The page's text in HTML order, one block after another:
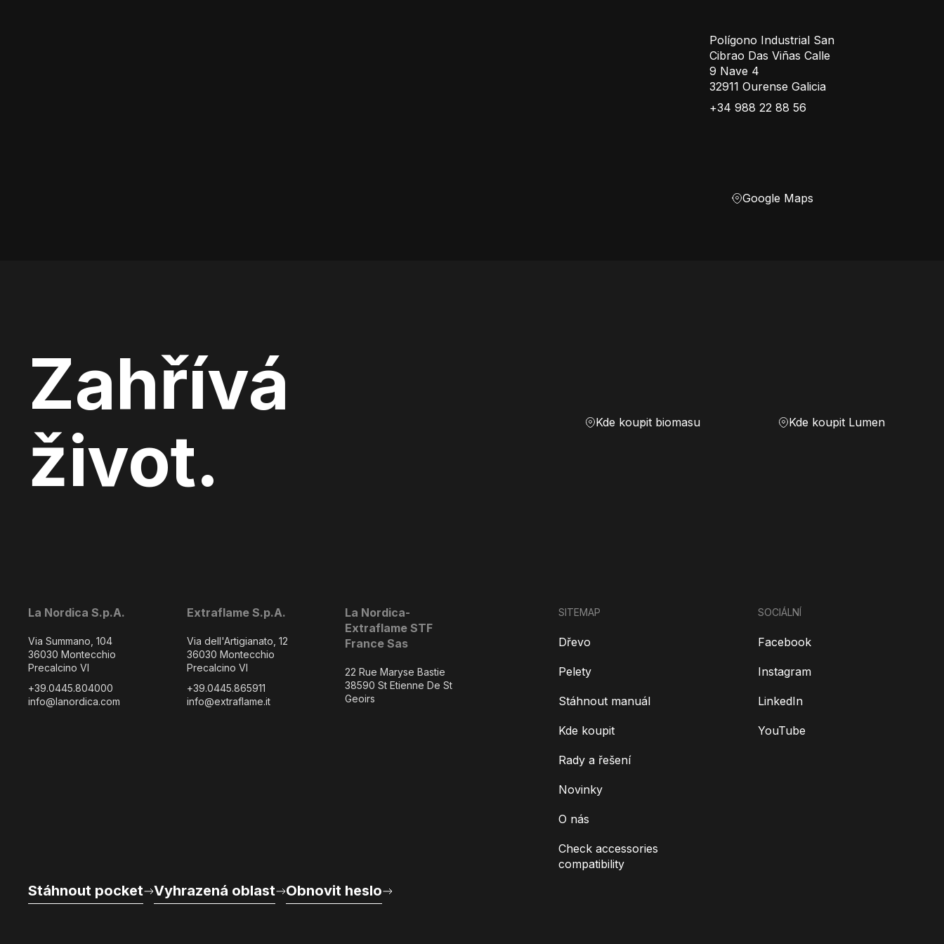
Polígono Industrial San
Cibrao Das Viñas Calle
9 Nave 4
32911 Ourense Galicia
+34 988 22 88 56
Google Maps
Zahřívá
život.
Kde koupit biomasu Kde koupit Lumen
La Nordica S.p.A.
Via Summano, 104
36030 Montecchio
Precalcino VI
+39.0445.804000
info@lanordica.com
Extraflame S.p.A.
Via dell'Artigianato, 12
36030 Montecchio
Precalcino VI
+39.0445.865911
info@extraflame.it
La Nordica-
Extraflame STF
France Sas
22 Rue Maryse Bastie
38590 St Etienne De St
Geoirs
Stáhnout pocket Vyhrazená oblast Obnovit heslo
SITEMAP
Dřevo
Pelety
Stáhnout manuál
Kde koupit
Rady a řešení
Novinky
O nás
Check accessories
compatibility
SOCIÁLNÍ
Facebook
Instagram
LinkedIn
YouTube